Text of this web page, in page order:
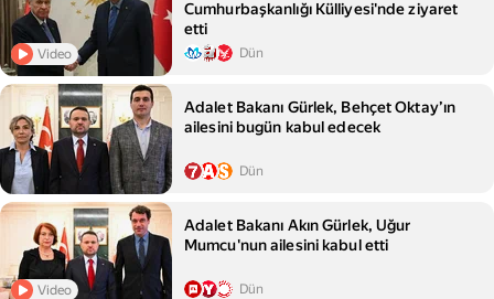
Video
Cumhurbaşkanlığı Külliyesi'nde ziyaret
etti
Dün
Adalet Bakanı Gürlek, Behçet Oktay’ın
ailesini bugün kabul edecek
Dün
Video
Adalet Bakanı Akın Gürlek, Uğur
Mumcu'nun ailesini kabul etti
Dün